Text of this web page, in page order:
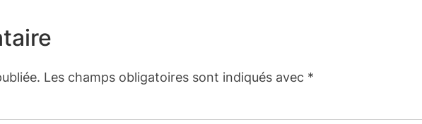
Les champs obligatoires sont indiqués avec *